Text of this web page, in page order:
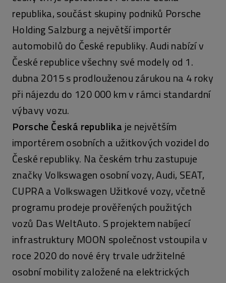
republika, součást skupiny podniků Porsche
Holding Salzburg a největší importér
automobilů do České republiky. Audi nabízí v
České republice všechny své modely od 1.
dubna 2015 s prodlouženou zárukou na 4 roky
při nájezdu do 120 000 km v rámci standardní
výbavy vozu.
Porsche Česká republika je největším
importérem osobních a užitkových vozidel do
České republiky. Na českém trhu zastupuje
značky Volkswagen osobní vozy, Audi, SEAT,
CUPRA a Volkswagen Užitkové vozy, včetně
programu prodeje prověřených použitých
vozů Das WeltAuto. S projektem nabíjecí
infrastruktury MOON společnost vstoupila v
roce 2020 do nové éry trvale udržitelné
osobní mobility založené na elektrických